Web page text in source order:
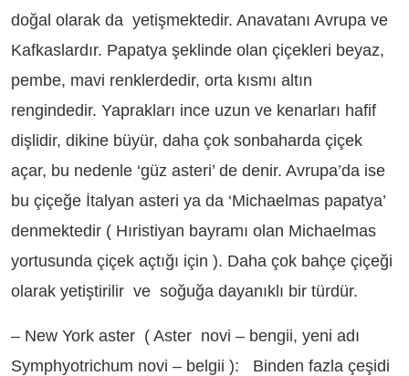
doğal olarak da yetişmektedir. Anavatanı Avrupa ve
Kafkaslardır. Papatya şeklinde olan çiçekleri beyaz,
pembe, mavi renklerdedir, orta kısmı altın
rengindedir. Yaprakları ince uzun ve kenarları hafif
dişlidir, dikine büyür, daha çok sonbaharda çiçek
açar, bu nedenle ‘güz asteri’ de denir. Avrupa’da ise
bu çiçeğe İtalyan asteri ya da ‘Michaelmas papatya’
denmektedir ( Hıristiyan bayramı olan Michaelmas
yortusunda çiçek açtığı için ). Daha çok bahçe çiçeği
olarak yetiştirilir ve soğuğa dayanıklı bir türdür.
– New York aster ( Aster novi – bengii, yeni adı
Symphyotrichum novi – belgii ): Binden fazla çeşidi